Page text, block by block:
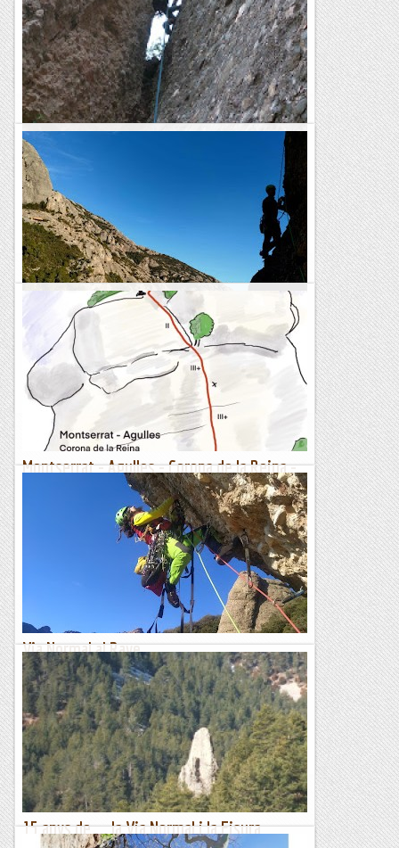
Milla urbana barri Covadonga, 30ª edició 1,5 km. 8-35 5-50 x
km. 4 metres de desnivell positiu No acostumo a participar
en curses tan curtes, però aquesta milla fa...
Fragments de camins i curses
Via Normal al Gerro
Com a pla C ens em fartat de fer vietes maques per aquesta
zona , molt recomanable la Pam a pam adictes ...com no
dels Germans Masó. Al rapelar ens fixem en la...
Les altres vies...
Via Normal al Frare de Baix.
Segons la icònica guia d'en Picazín es tracta de la via de IV
grau més bonica de tot Montserrat. Cardeu-li cas i aneu-la a
fer que si el gurú de l'escalada...
Bloc Empotrat
Montserrat - Agulles - Corona de la Reina -
Via Normal - 08/06/2023
La Corona de la Reina, resta amagada per l'Agulla de la
Reina i per la Boteruda del Gra, ambdues sobre surten molt
més i li treuen protagonisme. Si bé, és una escalada...
Via Normal al Rave.
En el moment de la obertura fou una via avanguardista, el
balmat de la segona tirada fou un repte tècnic de primer
ordre. De mica en mica aquest tram s'anà omplint de ferro
i...
Bloc Empotrat
15 anys de ... la Via Normal i la Fisura